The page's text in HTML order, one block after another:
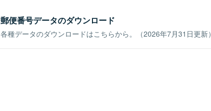
郵便番号データのダウンロード
各種データのダウンロードはこちらから。（2026年7月31日更新）